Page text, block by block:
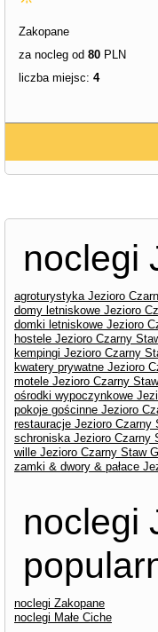
Zakopane
za nocleg od 80 PLN
liczba miejsc: 4
noclegi
agroturystyka Jezioro
domy letniskowe Jezioro
domki letniskowe Jezioro
hostele Jezioro Czarny
kempingi Jezioro Czarny
kwatery prywatne Jezioro
motele Jezioro Czarny
ośrodki wypoczynkowe
pokoje gościnne Jezioro
restauracje Jezioro Czarny
schroniska Jezioro Czarny
wille Jezioro Czarny Staw
zamki & dwory & pałace
noclegi
noclegi Zakopane
noclegi Małe Ciche